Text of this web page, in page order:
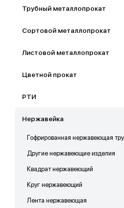
Трубный металлопрокат
Сортовой металлопрокат
Листовой металлопрокат
Цветной прокат
РТИ
Нержавейка
Гофрированная нержавеющая
Другие нержавеющие изделия
Квадрат нержавеющий
Круг нержавеющий
Лента нержавеющая